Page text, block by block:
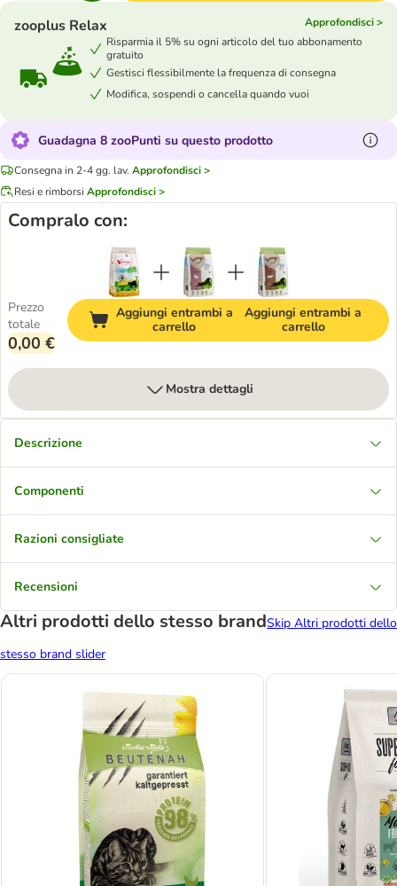
zooplus Relax
Approfondisci >
Risparmia il 5% su ogni articolo del tuo abbonamento
gratuito
Gestisci flessibilmente la frequenza di consegna
Modifica, sospendi o cancella quando vuoi
Guadagna 8 zooPunti su questo prodotto
Consegna in 2-4 gg. lav. Approfondisci >
Resi e rimborsi Approfondisci >
Compralo con:
Prezzo
totale
0,00 €
Aggiungi entrambi a
carrello
Aggiungi entrambi a
carrello
Mostra dettagli
Descrizione
Componenti
Razioni consigliate
Recensioni
Altri prodotti dello stesso brandSkip Altri prodotti dello
stesso brand slider